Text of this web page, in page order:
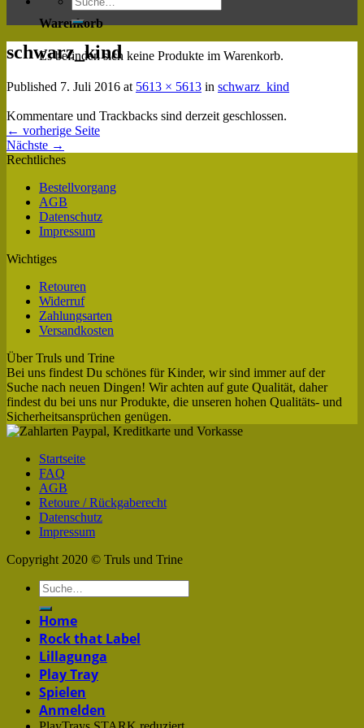
Warenkorb
Es befinden sich keine Produkte im Warenkorb.
schwarz_kind
Published 7. Juli 2016 at 5613 × 5613 in schwarz_kind
Kommentare und Trackbacks sind derzeit geschlossen.
← vorherige Seite
Nächste →
Rechtliches
Bestellvorgang
AGB
Datenschutz
Impressum
Wichtiges
Retouren
Widerruf
Zahlungsarten
Versandkosten
Über Truls und Trine
Bei uns findest Du schönes für Kinder, wir sind immer auf der
Suche nach neuen Dingen! Wir achten auf gute Qualität, daher
findest du bei uns nur Produkte, die unseren hohen Qualitäts- und
Sicherheitsansprüchen genügen.
Startseite
FAQ
AGB
Retoure / Rückgaberecht
Datenschutz
Impressum
Copyright 2020 © Truls und Trine
Home
Rock that Label
Lillagunga
Play Tray
Spielen
Anmelden